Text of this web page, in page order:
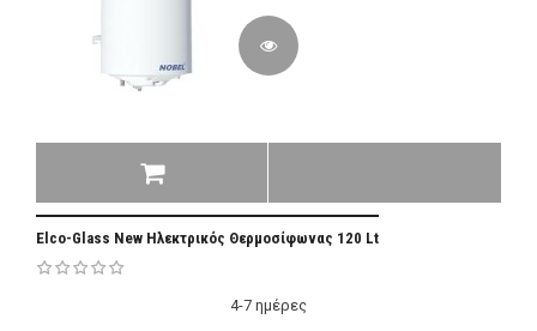
Elco-Glass New Ηλεκτρικός Θερμοσίφωνας 120 Lt
4-7 ημέρες